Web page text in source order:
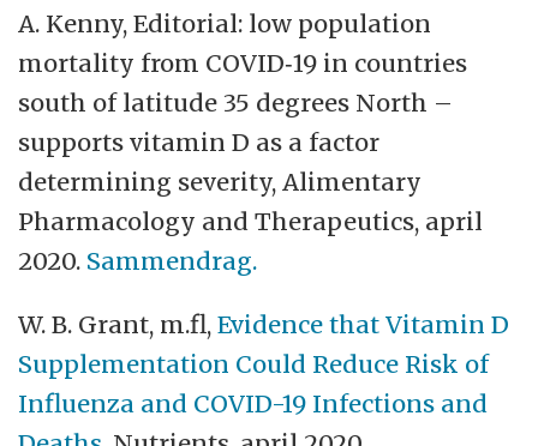
A. Kenny, Editorial: low population
mortality from COVID‐19 in countries
south of latitude 35 degrees North –
supports vitamin D as a factor
determining severity, Alimentary
Pharmacology and Therapeutics, april
2020. Sammendrag.
W. B. Grant, m.fl,Evidence that Vitamin D
Supplementation Could Reduce Risk of
Influenza and COVID-19 Infections and